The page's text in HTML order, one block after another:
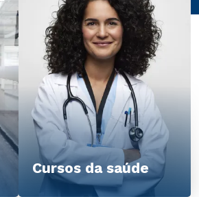
Cursos da saúde